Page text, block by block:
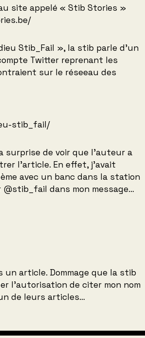
site appelé « Stib Stories »
Stib_Fail », la stib parle d’un
Twitter reprenant les
sur le réseeau des
stib_fail/
surprise de voir que l’auteur a
l’article. En effet, j’avait
avec un banc dans la station
dans mon message…
article. Dommage que la stib
l’autorisation de citer mon nom
de leurs articles…